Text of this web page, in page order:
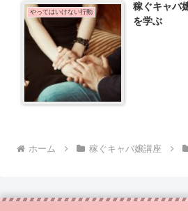
やってはいけない行動
稼ぐキャバ
を学ぶ
ホーム 稼ぐキャバ嬢講座